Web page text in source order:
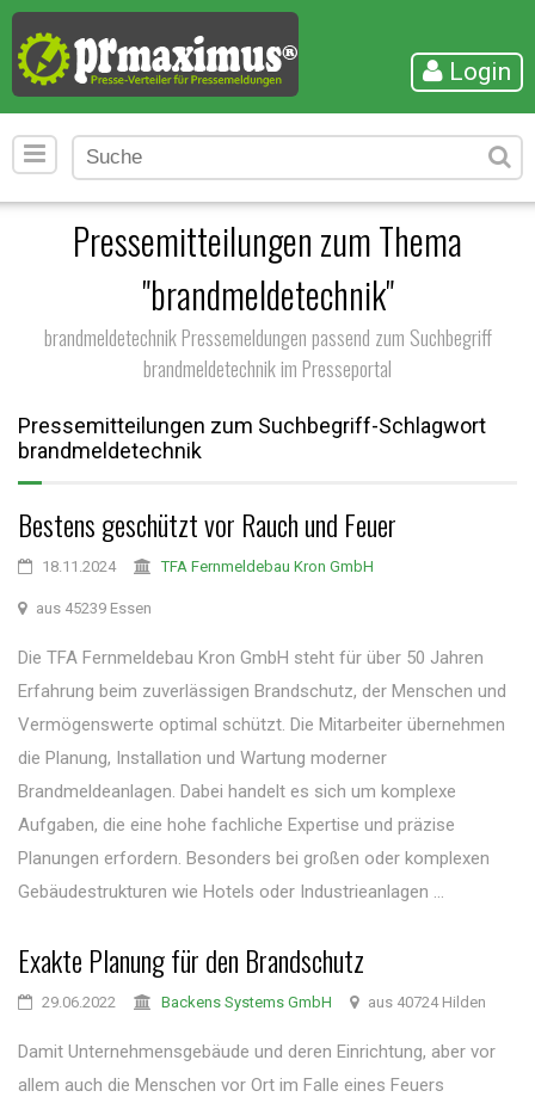
Login
Pressemitteilungen zum Thema
"brandmeldetechnik"
brandmeldetechnik Pressemeldungen passend zum Suchbegriff
brandmeldetechnik im Presseportal
Pressemitteilungen zum Suchbegriff-Schlagwort
brandmeldetechnik
Bestens geschützt vor Rauch und Feuer
18.11.2024 TFA Fernmeldebau Kron GmbH
aus 45239 Essen
Die TFA Fernmeldebau Kron GmbH steht für über 50 Jahren
Erfahrung beim zuverlässigen Brandschutz, der Menschen und
Vermögenswerte optimal schützt. Die Mitarbeiter übernehmen
die Planung, Installation und Wartung moderner
Brandmeldeanlagen. Dabei handelt es sich um komplexe
Aufgaben, die eine hohe fachliche Expertise und präzise
Planungen erfordern. Besonders bei großen oder komplexen
Gebäudestrukturen wie Hotels oder Industrieanlagen ...
Exakte Planung für den Brandschutz
29.06.2022 Backens Systems GmbH aus 40724 Hilden
Damit Unternehmensgebäude und deren Einrichtung, aber vor
allem auch die Menschen vor Ort im Falle eines Feuers